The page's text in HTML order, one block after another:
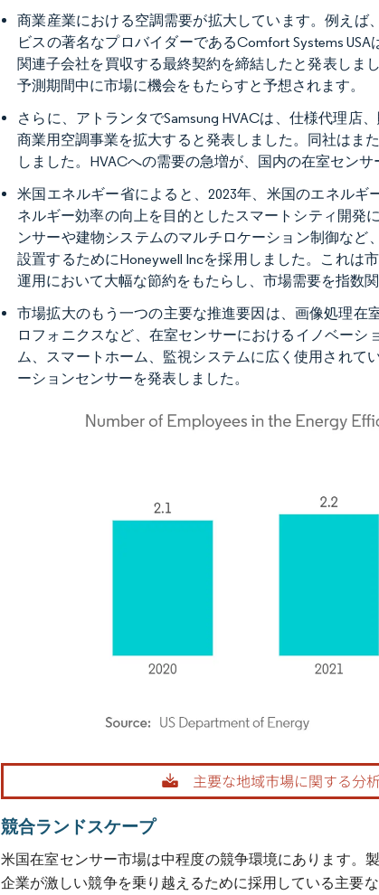
商業産業における空調需要が拡大しています。例えば
ビスの著名なプロバイダーであるComfort Systems
関連子会社を買収する最終契約を締結したと発表しま
予測期間中に市場に機会をもたらすと予想されます。
さらに、アトランタでSamsung HVACは、仕様代理
商業用空調事業を拡大すると発表しました。同社はま
しました。​HVACへの需要の急増が、国内の在室セン
米国エネルギー省によると、2023年、米国のエネル
ネルギー効率の向上を目的としたスマートシティ開発
ンサーや建物システムのマルチロケーション制御な
設置するためにHoneywell Incを採用しました。これは
運用において大幅な節約をもたらし、市場需要を指数
市場拡大のもう一つの主要な推進要因は、画像処理在
ロフォニクスなど、在室センサーにおけるイノベー
ム、スマートホーム、監視システムに広く使用されて
ーションセンサーを発表しました。
画像 © Mordor Intelligence。再利用にはCC BY 4.0の表示が必要です。
競合ランドスケープ
米国在室センサー市場は中程度の競争環境にあります。
企業が激しい競争を乗り越えるために採用している主要